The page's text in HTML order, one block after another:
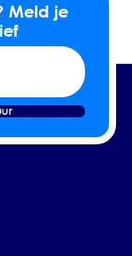
Meld je